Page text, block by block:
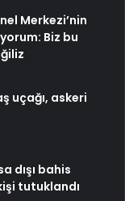
Merkezi’nin
Biz bu
uçağı, askeri
dışı bahis
tutuklandı